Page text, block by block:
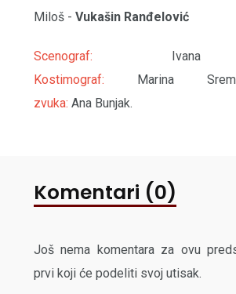
Miloš - Vukašin Ranđelović
Scenograf: Ivana
Kostimograf: Marina
zvuka: Ana Bunjak.
Komentari (0)
Još nema komentara za ovu
prvi koji će podeliti svoj utisak.